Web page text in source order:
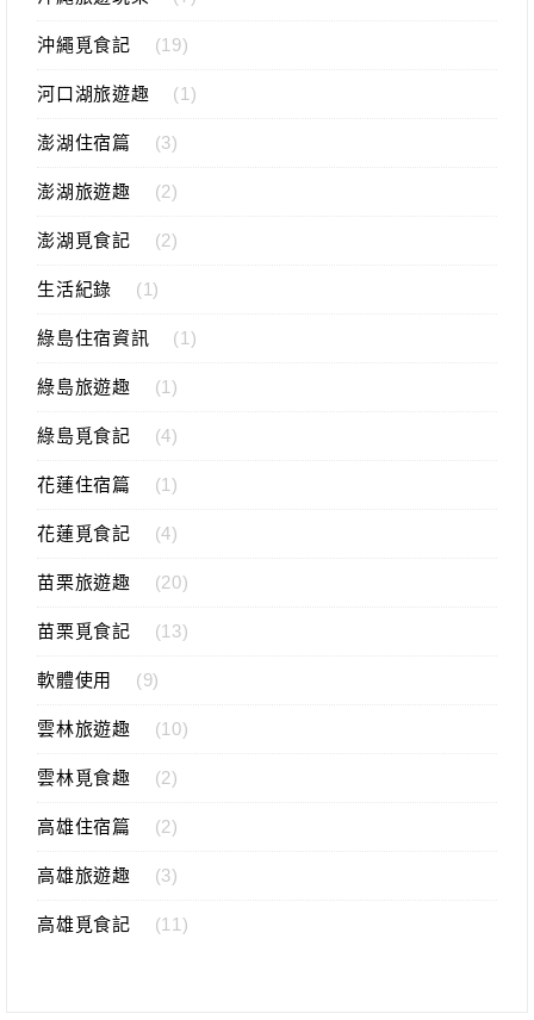
沖繩覓食記 (19)
河口湖旅遊趣 (1)
澎湖住宿篇 (3)
澎湖旅遊趣 (2)
澎湖覓食記 (2)
生活紀錄 (1)
綠島住宿資訊 (1)
綠島旅遊趣 (1)
綠島覓食記 (4)
花蓮住宿篇 (1)
花蓮覓食記 (4)
苗栗旅遊趣 (20)
苗栗覓食記 (13)
軟體使用 (9)
雲林旅遊趣 (10)
雲林覓食趣 (2)
高雄住宿篇 (2)
高雄旅遊趣 (3)
高雄覓食記 (11)